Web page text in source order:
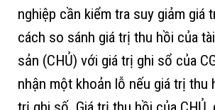
nghiệp cần kiểm tra suy giảm giá
cách so sánh giá trị thu hồi của
sản (CHỦ) với giá trị ghi sổ của
nhận một khoản lỗ nếu giá trị thu